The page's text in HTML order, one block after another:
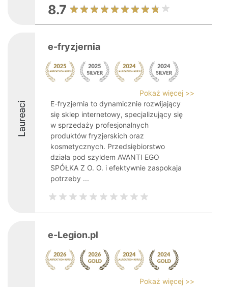
8.7
Laureaci
e-fryzjernia
Pokaż więcej >>
E-fryzjernia to dynamicznie rozwijający
się sklep internetowy, specjalizujący się
w sprzedaży profesjonalnych
produktów fryzjerskich oraz
kosmetycznych. Przedsiębiorstwo
działa pod szyldem AVANTI EGO
SPÓŁKA Z O. O. i efektywnie zaspokaja
potrzeby ...
e-Legion.pl
Pokaż więcej >>